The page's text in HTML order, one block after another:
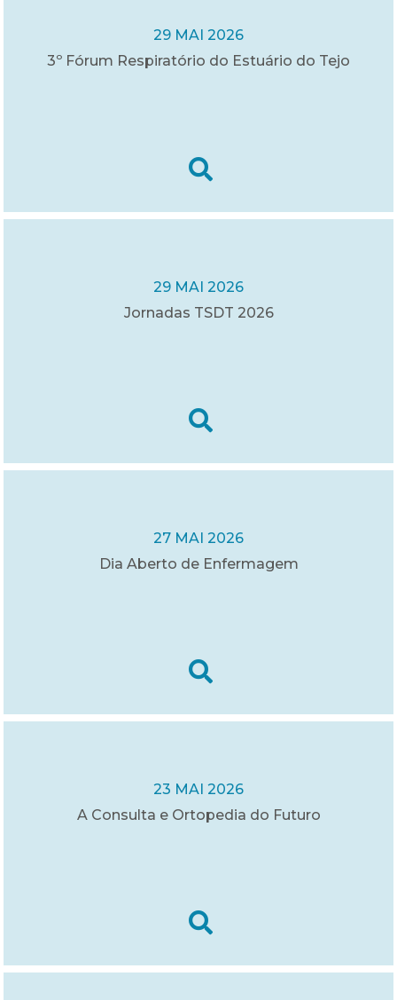
29 MAI 2026
3º Fórum Respiratório do Estuário do Tejo
29 MAI 2026
Jornadas TSDT 2026
27 MAI 2026
Dia Aberto de Enfermagem
23 MAI 2026
A Consulta e Ortopedia do Futuro